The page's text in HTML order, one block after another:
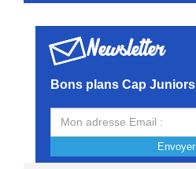
Newsletter
Bons plans Cap Juniors
Envoyer